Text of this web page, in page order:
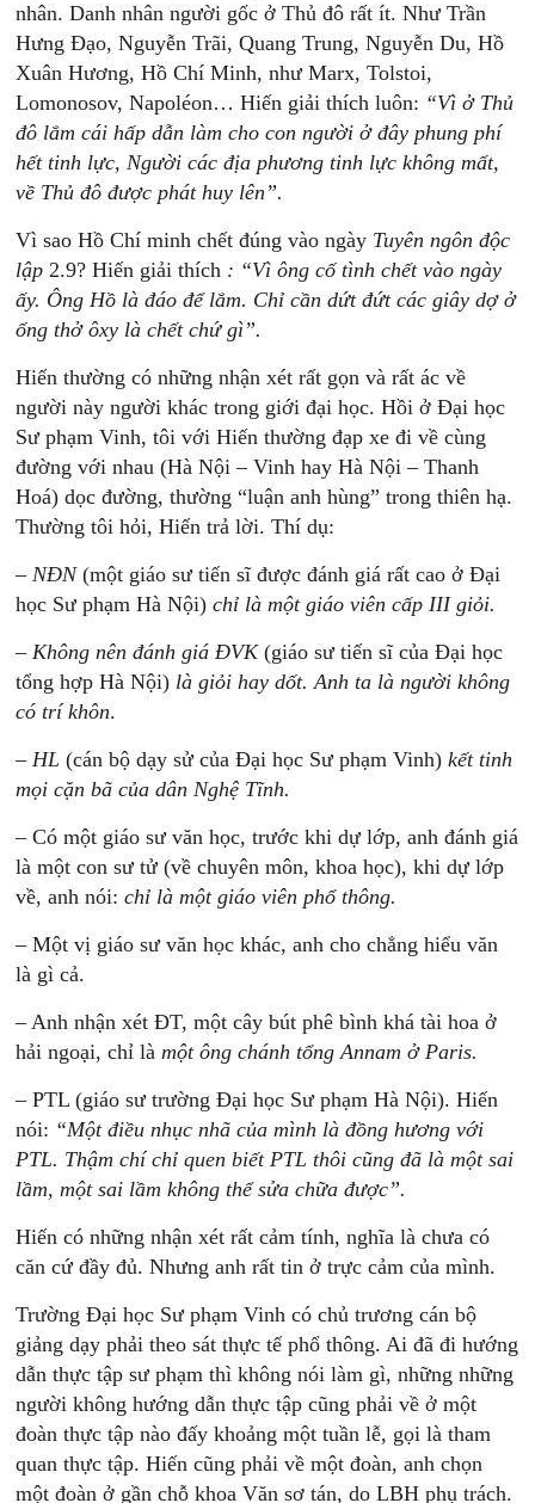
nhân. Danh nhân người gốc ở Thủ đô rất ít. Như Trần
Hưng Đạo, Nguyễn Trãi, Quang Trung, Nguyễn Du, Hồ
Xuân Hương, Hồ Chí Minh, như Marx, Tolstoi,
Lomonosov, Napoléon… Hiến giải thích luôn: “Vì ở Thủ
đô lắm cái hấp dẫn làm cho con người ở đây phung phí
hết tinh lực, Người các địa phương tinh lực không mất,
về Thủ đô được phát huy lên”.
Vì sao Hồ Chí minh chết đúng vào ngày Tuyên ngôn độc
lập 2.9? Hiến giải thích : “Vì ông cố tình chết vào ngày
ấy. Ông Hồ là đáo để lắm. Chỉ cần dứt đứt các giây dợ ở
ống thở ôxy là chết chứ gì”.
Hiến thường có những nhận xét rất gọn và rất ác về
người này người khác trong giới đại học. Hồi ở Đại học
Sư phạm Vinh, tôi với Hiến thường đạp xe đi về cùng
đường với nhau (Hà Nội – Vinh hay Hà Nội – Thanh
Hoá) dọc đường, thường “luận anh hùng” trong thiên hạ.
Thường tôi hỏi, Hiến trả lời. Thí dụ:
–NĐN(một giáo sư tiến sĩ được đánh giá rất cao ở Đại
học Sư phạm Hà Nội)chỉ là một giáo viên cấp III giỏi.
– Không nên đánh giá ĐVK(giáo sư tiến sĩ của Đại học
tổng hợp Hà Nội) là giỏi hay dốt. Anh ta là người không
có trí khôn.
–HL (cán bộ dạy sử của Đại học Sư phạm Vinh)kết tinh
mọi cặn bã của dân Nghệ Tĩnh.
– Có một giáo sư văn học, trước khi dự lớp, anh đánh giá
là một con sư tử (về chuyên môn, khoa học), khi dự lớp
về, anh nói:chỉ là một giáo viên phổ thông.
– Một vị giáo sư văn học khác, anh cho chẳng hiểu văn
là gì cả.
– Anh nhận xét ĐT, một cây bút phê bình khá tài hoa ở
hải ngoại, chỉ làmột ông chánh tổng Annam ở Paris.
– PTL (giáo sư trường Đại học Sư phạm Hà Nội). Hiến
nói: “Một điều nhục nhã của mình là đồng hương với
PTL. Thậm chí chỉ quen biết PTL thôi cũng đã là một sai
lầm, một sai lầm không thể sửa chữa được”.
Hiến có những nhận xét rất cảm tính, nghĩa là chưa có
căn cứ đầy đủ. Nhưng anh rất tin ở trực cảm của mình.
Trường Đại học Sư phạm Vinh có chủ trương cán bộ
giảng dạy phải theo sát thực tế phổ thông. Ai đã đi hướng
dẫn thực tập sư phạm thì không nói làm gì, những những
người không hướng dẫn thực tập cũng phải về ở một
đoàn thực tập nào đấy khoảng một tuần lễ, gọi là tham
quan thực tập. Hiến cũng phải về một đoàn, anh chọn
một đoàn ở gần chỗ khoa Văn sơ tán, do LBH phụ trách.